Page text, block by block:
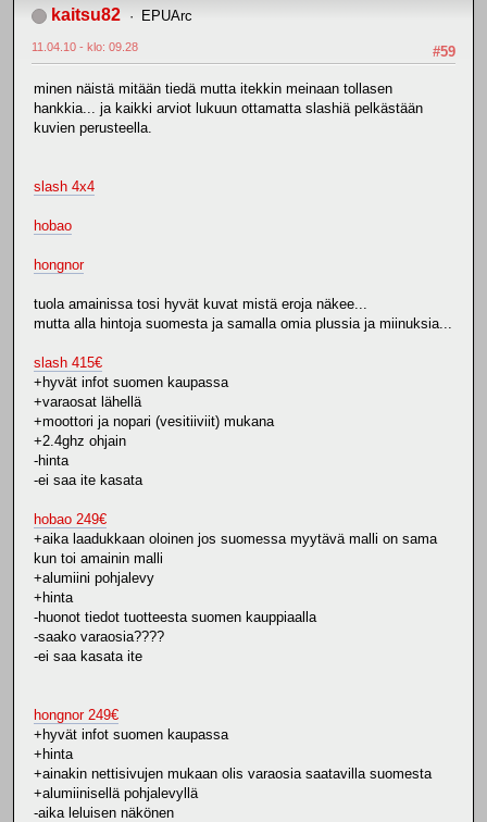
kaitsu82 EPUArc
#59
11.04.10 - klo: 09.28
minen näistä mitään tiedä mutta itekkin meinaan tollasen
hankkia... ja kaikki arviot lukuun ottamatta slashiä pelkästään
kuvien perusteella.
slash 4x4
hobao
hongnor
tuola amainissa tosi hyvät kuvat mistä eroja näkee...
mutta alla hintoja suomesta ja samalla omia plussia ja miinuksia...
slash 415€
+hyvät infot suomen kaupassa
+varaosat lähellä
+moottori ja nopari (vesitiiviit) mukana
+2.4ghz ohjain
-hinta
-ei saa ite kasata
hobao 249€
+aika laadukkaan oloinen jos suomessa myytävä malli on sama
kun toi amainin malli
+alumiini pohjalevy
+hinta
-huonot tiedot tuotteesta suomen kauppiaalla
-saako varaosia????
-ei saa kasata ite
hongnor 249€
+hyvät infot suomen kaupassa
+hinta
+ainakin nettisivujen mukaan olis varaosia saatavilla suomesta
+alumiinisellä pohjalevyllä
-aika leluisen näkönen